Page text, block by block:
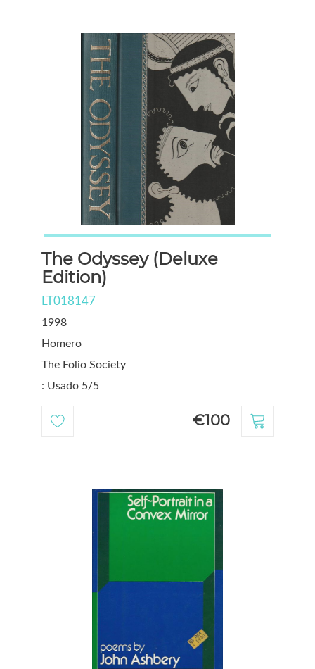
The Odyssey (Deluxe
Edition)
LT018147
1998
Homero
The Folio Society
: Usado 5/5
€100